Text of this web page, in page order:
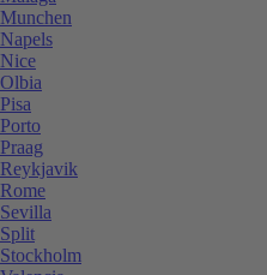
Munchen
Napels
Nice
Olbia
Pisa
Porto
Praag
Reykjavik
Rome
Sevilla
Split
Stockholm